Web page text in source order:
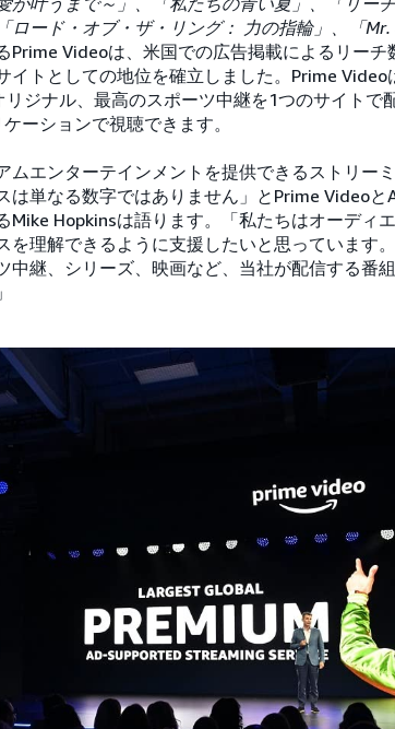
ロード・オブ・ザ・リング： 力の指輪」、「Mr.
Prime Videoは、米国での広告掲載によるリーチ
イトとしての地位を確立しました。Prime
ジナル、最高のスポーツ中継を1つのサイトで
ーションで視聴できます。
ムエンターテインメントを提供できるストリー
は単なる数字ではありません」とPrime Videoと
Mike Hopkinsは語ります。「私たちはオーディ
を理解できるように支援したいと思っています
中継、シリーズ、映画など、当社が配信する番